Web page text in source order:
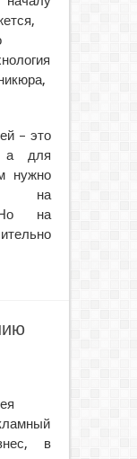
– это
а для
нужно
на
Но на
в